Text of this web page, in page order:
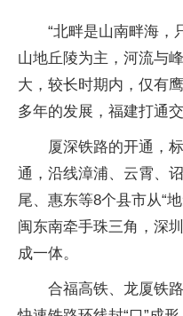
“北畔是山南畔海，
山地丘陵为主，河流与
大，较长时期内，仅有
多年的发展，福建打通
厦深铁路的开通，
通，沿线漳浦、云霄、
尾、惠东等8个县市从“
闽东南牵手珠三角，深
成一体。
合福高铁、龙厦铁